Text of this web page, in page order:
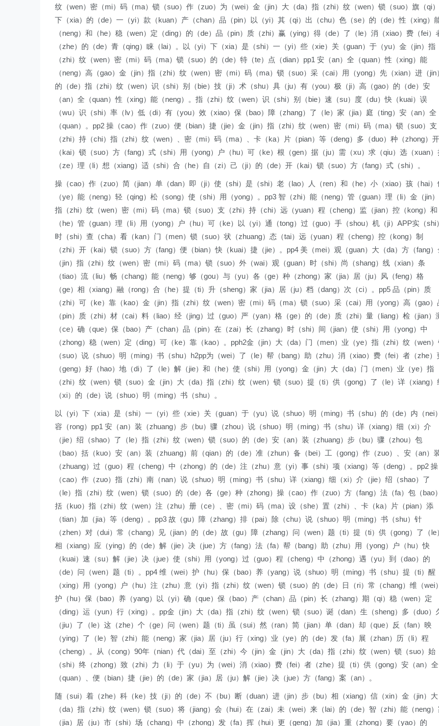
纹（wen）密（mi）码（ma）锁（suo）作（zuo）为（wei）金（jin）大（da）指（zhi）纹（wen）锁（suo）旗（qi）
下（xia）的（de）一（yi）款（kuan）产（chan）品（pin）以（yi）其（qi）出（chu）色（se）的（de）性（xing）
（neng）和（he）稳（wen）定（ding）的（de）品（pin）质（zhi）赢（ying）得（de）了（le）消（xiao）费（fei）
（zhe）的（de）青（qing）睐（lai）。以（yi）下（xia）是（shi）一（yi）些（xie）关（guan）于（yu）金（jin）指
（zhi）纹（wen）密（mi）码（ma）锁（suo）的（de）特（te）点（dian）pp1 安（an）全（quan）性（xing）能
（neng）高（gao）金（jin）指（zhi）纹（wen）密（mi）码（ma）锁（suo）采（cai）用（yong）先（xian）进（jin
的（de）指（zhi）纹（wen）识（shi）别（bie）技（ji）术（shu）具（ju）有（you）极（ji）高（gao）的（de）安
（an）全（quan）性（xing）能（neng）。指（zhi）纹（wen）识（shi）别（bie）速（su）度（du）快（kuai）误
（wu）识（shi）率（lv）低（di）有（you）效（xiao）保（bao）障（zhang）了（le）家（jia）庭（ting）安（an）全
（quan）。pp2 操（cao）作（zuo）便（bian）捷（jie）金（jin）指（zhi）纹（wen）密（mi）码（ma）锁（suo）支
（zhi）持（chi）指（zhi）纹（wen）、密（mi）码（ma）、卡（ka）片（pian）等（deng）多（duo）种（zhong）开
（kai）锁（suo）方（fang）式（shi）用（yong）户（hu）可（ke）根（gen）据（ju）需（xu）求（qiu）选（xuan）
（ze）理（li）想（xiang）适（shi）合（he）自（zi）己（ji）的（de）开（kai）锁（suo）方（fang）式（shi）。
操（cao）作（zuo）简（jian）单（dan）即（ji）使（shi）是（shi）老（lao）人（ren）和（he）小（xiao）孩（hai）
（ye）能（neng）轻（qing）松（song）使（shi）用（yong）。pp3 智（zhi）能（neng）管（guan）理（li）金（jin）
指（zhi）纹（wen）密（mi）码（ma）锁（suo）支（zhi）持（chi）远（yuan）程（cheng）监（jian）控（kong）和
（he）管（guan）理（li）用（yong）户（hu）可（ke）以（yi）通（tong）过（guo）手（shou）机（ji）APP实（shi）
时（shi）查（cha）看（kan）门（men）锁（suo）状（zhuang）态（tai）远（yuan）程（cheng）控（kong）制
（zhi）开（kai）锁（suo）方（fang）便（bian）快（kuai）捷（jie）。pp4 美（mei）观（guan）大（da）方（fang）
（jin）指（zhi）纹（wen）密（mi）码（ma）锁（suo）外（wai）观（guan）时（shi）尚（shang）线（xian）条
（tiao）流（liu）畅（chang）能（neng）够（gou）与（yu）各（ge）种（zhong）家（jia）居（ju）风（feng）格
（ge）相（xiang）融（rong）合（he）提（ti）升（sheng）家（jia）居（ju）档（dang）次（ci）。pp5 品（pin）质
（zhi）可（ke）靠（kao）金（jin）指（zhi）纹（wen）密（mi）码（ma）锁（suo）采（cai）用（yong）高（gao）
（pin）质（zhi）材（cai）料（liao）经（jing）过（guo）严（yan）格（ge）的（de）质（zhi）量（liang）检（jian）
（ce）确（que）保（bao）产（chan）品（pin）在（zai）长（zhang）时（shi）间（jian）使（shi）用（yong）中
（zhong）稳（wen）定（ding）可（ke）靠（kao）。pph2金（jin）大（da）门（men）业（ye）指（zhi）纹（wen
（suo）说（shuo）明（ming）书（shu）h2pp为（wei）了（le）帮（bang）助（zhu）消（xiao）费（fei）者（zhe）
（geng）好（hao）地（di）了（le）解（jie）和（he）使（shi）用（yong）金（jin）大（da）门（men）业（ye）指
（zhi）纹（wen）锁（suo）金（jin）大（da）指（zhi）纹（wen）锁（suo）提（ti）供（gong）了（le）详（xiang）
（xi）的（de）说（shuo）明（ming）书（shu）。
以（yi）下（xia）是（shi）一（yi）些（xie）关（guan）于（yu）说（shuo）明（ming）书（shu）的（de）内（nei）
容（rong）pp1 安（an）装（zhuang）步（bu）骤（zhou）说（shuo）明（ming）书（shu）详（xiang）细（xi）介
（jie）绍（shao）了（le）指（zhi）纹（wen）锁（suo）的（de）安（an）装（zhuang）步（bu）骤（zhou）包
（bao）括（kuo）安（an）装（zhuang）前（qian）的（de）准（zhun）备（bei）工（gong）作（zuo）、安（an）
（zhuang）过（guo）程（cheng）中（zhong）的（de）注（zhu）意（yi）事（shi）项（xiang）等（deng）。pp2 操
（cao）作（zuo）指（zhi）南（nan）说（shuo）明（ming）书（shu）详（xiang）细（xi）介（jie）绍（shao）了
（le）指（zhi）纹（wen）锁（suo）的（de）各（ge）种（zhong）操（cao）作（zuo）方（fang）法（fa）包（bao）
括（kuo）指（zhi）纹（wen）注（zhu）册（ce）、密（mi）码（ma）设（she）置（zhi）、卡（ka）片（pian）添
（tian）加（jia）等（deng）。pp3 故（gu）障（zhang）排（pai）除（chu）说（shuo）明（ming）书（shu）针
（zhen）对（dui）常（chang）见（jian）的（de）故（gu）障（zhang）问（wen）题（ti）提（ti）供（gong）了（le
相（xiang）应（ying）的（de）解（jie）决（jue）方（fang）法（fa）帮（bang）助（zhu）用（yong）户（hu）快
（kuai）速（su）解（jie）决（jue）使（shi）用（yong）过（guo）程（cheng）中（zhong）遇（yu）到（dao）的
（de）问（wen）题（ti）。pp4 维（wei）护（hu）保（bao）养（yang）说（shuo）明（ming）书（shu）提（ti）醒
（xing）用（yong）户（hu）注（zhu）意（yi）指（zhi）纹（wen）锁（suo）的（de）日（ri）常（chang）维（wei）
护（hu）保（bao）养（yang）以（yi）确（que）保（bao）产（chan）品（pin）长（zhang）期（qi）稳（wen）定
（ding）运（yun）行（xing）。pp金（jin）大（da）指（zhi）纹（wen）锁（suo）诞（dan）生（sheng）多（duo）
（jiu）了（le）这（zhe）个（ge）问（wen）题（ti）虽（sui）然（ran）简（jian）单（dan）却（que）反（fan）映
（ying）了（le）智（zhi）能（neng）家（jia）居（ju）行（xing）业（ye）的（de）发（fa）展（zhan）历（li）程
（cheng）。从（cong）90年（nian）代（dai）至（zhi）今（jin）金（jin）大（da）指（zhi）纹（wen）锁（suo）始
（shi）终（zhong）致（zhi）力（li）于（yu）为（wei）消（xiao）费（fei）者（zhe）提（ti）供（gong）安（an）全
（quan）、便（bian）捷（jie）的（de）家（jia）居（ju）解（jie）决（jue）方（fang）案（an）。
随（sui）着（zhe）科（ke）技（ji）的（de）不（bu）断（duan）进（jin）步（bu）相（xiang）信（xin）金（jin）大
（da）指（zhi）纹（wen）锁（suo）将（jiang）会（hui）在（zai）未（wei）来（lai）的（de）智（zhi）能（neng
（jia）居（ju）市（shi）场（chang）中（zhong）发（fa）挥（hui）更（geng）加（jia）重（zhong）要（yao）的